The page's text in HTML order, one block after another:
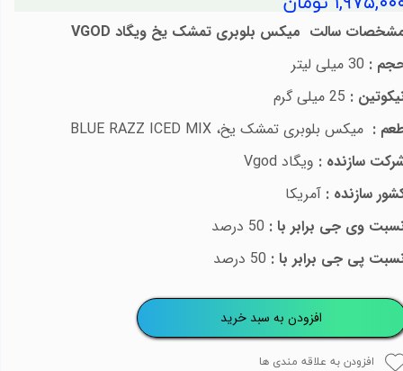
سالت میکس بلوبری تمشک یخ ویگاد VGOD
:
:
25میلی گرم
: میکس بلوبری تمشک یخ، BLUE RAZZ ICED MIX
سازنده : ویگاد Vgod
سازنده : آمریکا
وی جی برابر با :
پی جی برابر با :
افزودن به سبد خرید
افزودن به علاقه مندی ها